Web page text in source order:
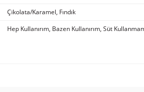
Çikolata/Karamel, Fındık
Hep Kullanırım, Bazen Kullanırım, Süt